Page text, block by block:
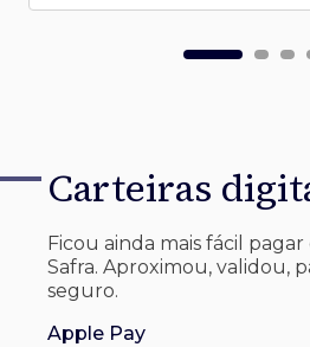
Carteiras
Ficou ainda mais fácil pagar
Safra. Aproximou, validou,
seguro.
Apple Pay